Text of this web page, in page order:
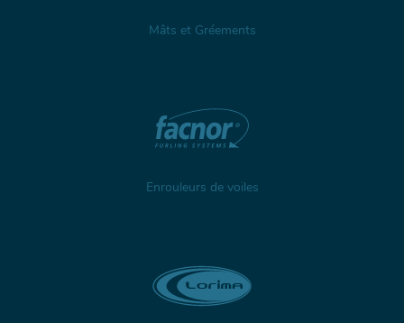
Mâts et Gréements
Enrouleurs de voiles